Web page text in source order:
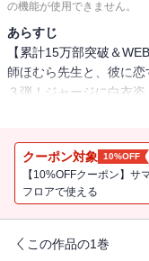
の機能が使用できません。
あらすじ
【累計15万部突破＆
師ほむら先生と、彼に
３弾！ジャージに白衣
生物教師ほむら先生。
付かず離れずな２人の
見さんと、そんな彼女
れぞれがそれぞれの想
ない特別な描き下ろし
クーポン対象 10%OFF
【10%OFFクーポン】
フロアで使える
この作品の1巻